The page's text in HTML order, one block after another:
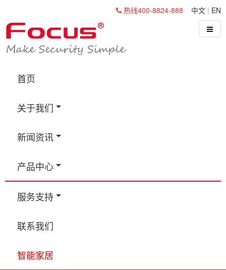
中文 | EN
热线400-8824-888
首页
关于我们
新闻资讯
产品中心
服务支持
联系我们
智能家居